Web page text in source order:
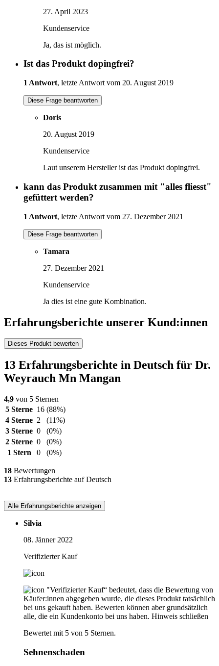
27. April 2023
Kundenservice
Ja, das ist möglich.
Ist das Produkt dopingfrei?
1 Antwort, letzte Antwort vom 20. August 2019
Diese Frage beantworten
Doris
20. August 2019
Kundenservice
Laut unserem Hersteller ist das Produkt dopingfrei.
kann das Produkt zusammen mit "alles fliesst"
gefüttert werden?
1 Antwort, letzte Antwort vom 27. Dezember 2021
Diese Frage beantworten
Tamara
27. Dezember 2021
Kundenservice
Ja dies ist eine gute Kombination.
Erfahrungsberichte unserer Kund:innen
Dieses Produkt bewerten
13 Erfahrungsberichte in Deutsch für Dr.
Weyrauch Mn Mangan
4,9 von 5 Sternen
5 Sterne 16 (88%)
4 Sterne 2
(11%)
3 Sterne 0
(0%)
2 Sterne 0
(0%)
1 Stern
0 (0%)
18 Bewertungen
13 Erfahrungsberichte auf Deutsch
Alle Erfahrungsberichte anzeigen
Silvia
08. Jänner 2022
Verifizierter Kauf
"Verifizierter Kauf“ bedeutet, dass die Bewertung von
Käufer:innen abgegeben wurde, die dieses Produkt tatsächlich
bei uns gekauft haben. Bewerten können aber grundsätzlich
alle, die ein Kundenkonto bei uns haben. Hinweis schließen
Bewertet mit 5 von 5 Sternen.
Sehnenschaden